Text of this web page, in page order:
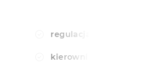
regulacja wysokosci fotela
kierownica wielofunkcyjna